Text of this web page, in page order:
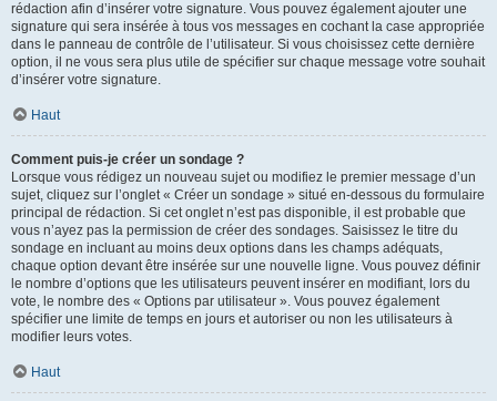
rédaction afin d’insérer votre signature. Vous pouvez également ajouter une
signature qui sera insérée à tous vos messages en cochant la case appropriée
dans le panneau de contrôle de l’utilisateur. Si vous choisissez cette dernière
option, il ne vous sera plus utile de spécifier sur chaque message votre souhait
d’insérer votre signature.
Haut
Comment puis-je créer un sondage ?
Lorsque vous rédigez un nouveau sujet ou modifiez le premier message d’un
sujet, cliquez sur l’onglet « Créer un sondage » situé en-dessous du formulaire
principal de rédaction. Si cet onglet n’est pas disponible, il est probable que
vous n’ayez pas la permission de créer des sondages. Saisissez le titre du
sondage en incluant au moins deux options dans les champs adéquats,
chaque option devant être insérée sur une nouvelle ligne. Vous pouvez définir
le nombre d’options que les utilisateurs peuvent insérer en modifiant, lors du
vote, le nombre des « Options par utilisateur ». Vous pouvez également
spécifier une limite de temps en jours et autoriser ou non les utilisateurs à
modifier leurs votes.
Haut